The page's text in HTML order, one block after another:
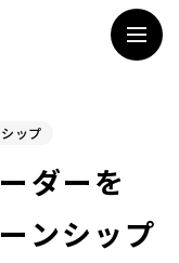
ップ
ダーを
ンシップ